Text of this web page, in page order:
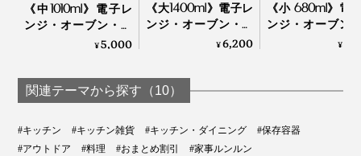
なってしまいますが、本品は何度使っても変形したり傷
がついたりしにくく、長持ち。結果、コスパは高いと思
そして何より、使っていて気持ちのいい、色とデザイ
毎日のご飯の仕度を快適にしてくれます！
《中1010ml》電子レ
ンジ・オーブン・冷
凍・食洗機OK、調理
イッティサン
¥5,000
《大1400ml》電子レ
ンジ・オーブン・冷
凍・食洗機OK、調理
イッティサン
¥6,200
《小 680ml》電
ンジ・オーブン
凍・食洗機OK、
イッティサン
¥
関連テーマから探す（10）
#キッチン #キッチン雑貨 #キッチン・ダイニング
#保存容器
#アウトドア
#料理 #おまとめ割引
#家事ルンルン